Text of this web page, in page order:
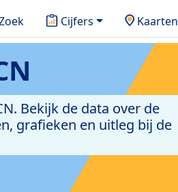
Cijfers Kaarten
Bekijk de data over de
grafieken en uitleg bij de